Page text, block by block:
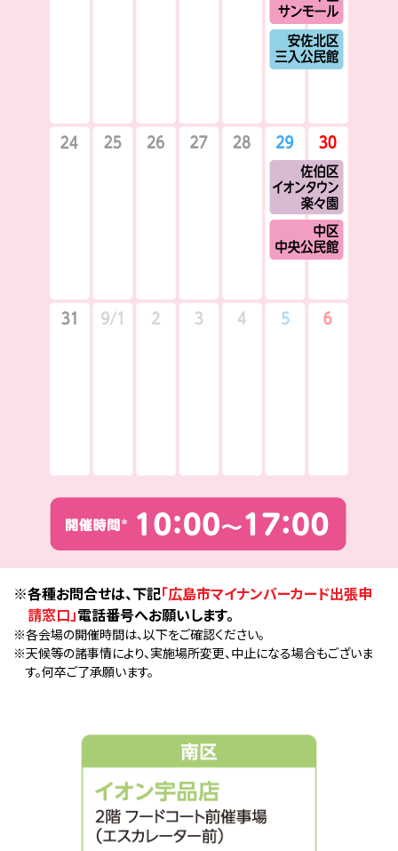
※各種お問合せは、下記「広島市マイナンバーカード出張申
請窓口」電話番号へお願いします。
※各会場の開催時間は、以下をご確認ください。
※天候等の諸事情により、実施場所変更、中止になる場合もございま
す。何卒ご了承願います。